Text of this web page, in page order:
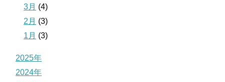
3月 (4)
2月 (3)
1月 (3)
2025年
2024年